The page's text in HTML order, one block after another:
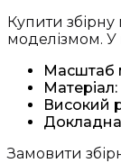
(32003)
кількість
Купити збірну
моделізмом. У
Масштаб
Високий
Докладна
Замовити